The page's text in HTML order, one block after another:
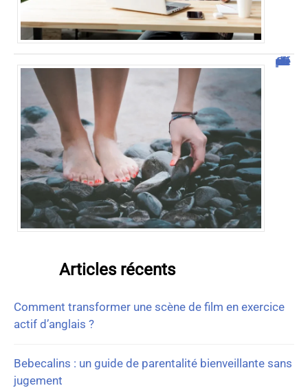
Comment vendre des photos de ses pieds efficacement ?
Articles récents
Comment transformer une scène de film en exercice
actif d’anglais ?
Bebecalins : un guide de parentalité bienveillante sans
jugement